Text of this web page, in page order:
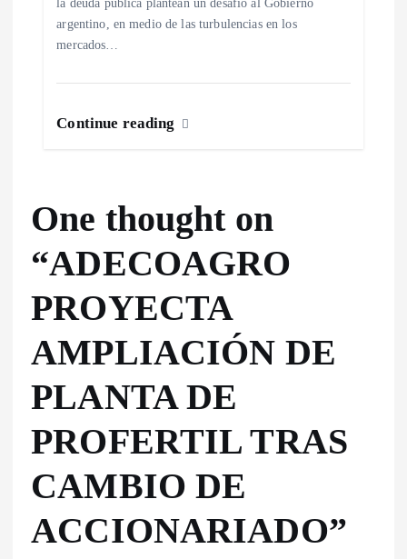
argentino, en medio de las turbulencias en los
mercados…
Continue reading
One thought on
“ADECOAGRO
PROYECTA
AMPLIACIÓN DE
PLANTA DE
PROFERTIL TRAS
CAMBIO DE
ACCIONARIADO”